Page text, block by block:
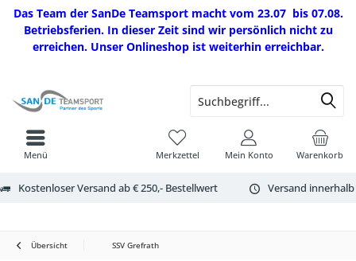
Das Team der SanDe Teamsport macht vom 23.07 bis 07.08.
Betriebsferien. In dieser Zeit sind wir persönlich nicht zu
erreichen. Unser Onlineshop ist weiterhin erreichbar.
Kostenloser Versand ab € 250,- Bestellwert Versand
Warenkorb
Merkzettel Mein Konto
Menü
Übersicht SSV Grefrath